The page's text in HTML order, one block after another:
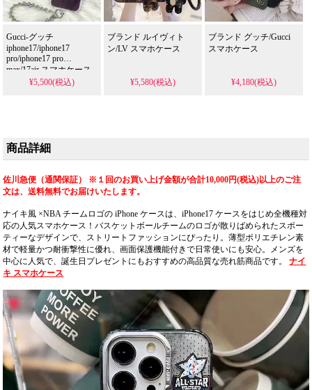
ースとしても使える優
れもの！
Gucci-グッチ
iphone17/iphone17
pro/iphone17 pro
max/17air スマホケース
¥5,500(税込)
ブランド ルイヴィト
ン/LV スマホケース
¥5,580(税込)
ブランド グッチ/Gucci
スマホケース
¥4,180(税込)
商品詳細
佐川急便（通関保証） ※１回のお買い上げ金額が合計10,000円(税込)以上のご注
文は、送料無料でお届けいたします。
ナイキ風 ×NBA チームロゴの iPhone ケースは、iPhone17 ケースをはじめ全機種対
応の人気スマホケース！バスケットボールチームのロゴが散りばめられたスポー
ティーなデザインで、ストリートファッションにぴったり。薄型ポリエチレン素
材で軽量かつ耐衝撃性に優れ、画面保護機能付きで日常使いにも安心。メンズを
中心に人気で、誕生日プレゼントにもおすすめの高品質な売れ筋商品です。ナイ
キ スマホケース